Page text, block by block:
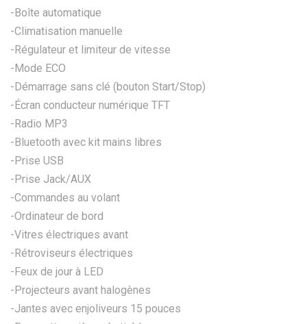
-Boîte automatique
-Climatisation manuelle
-Régulateur et limiteur de vitesse
-Mode ECO
-Démarrage sans clé (bouton Start/Stop)
-Écran conducteur numérique TFT
-Radio MP3
-Bluetooth avec kit mains libres
-Prise USB
-Prise Jack/AUX
-Commandes au volant
-Ordinateur de bord
-Vitres électriques avant
-Rétroviseurs électriques
-Feux de jour à LED
-Projecteurs avant halogènes
-Jantes avec enjoliveurs 15 pouces